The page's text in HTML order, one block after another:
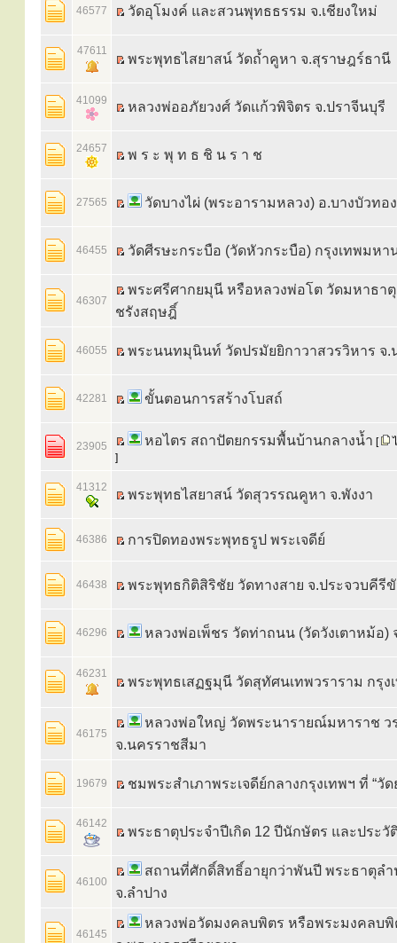
46577 วัดอุโมงค์ และสวนพุทธธรรม จ.เชียงใหม่
47611
พระพุทธไสยาสน์ วัดถ้ำคูหา จ.สุราษฎร์ธานี
41099 หลวงพ่ออภัยวงศ์ วัดแก้วพิจิตร จ.ปราจีนบุรี
24657 พ ร ะ พุ ท ธ ชิ น ร า ช
27565 วัดบางไผ่ (พระอารามหลวง) อ.บางบัวทอ
46455 วัดศีรษะกระบือ (วัดหัวกระบือ) กรุงเทพมหา
46307
พระศรีศากยมุนี หรือหลวงพ่อโต วัดมหาธาตุ
ชรังสฤษฎิ์
46055 พระนนทมุนินท์ วัดปรมัยยิกาวาสวรวิหาร จ.
42281 ขั้นตอนการสร้างโบสถ์
23905 หอไตร สถาปัตยกรรมพื้นบ้านกลางน้ำ [
]
41312 พระพุทธไสยาสน์ วัดสุวรรณคูหา จ.พังงา
46386 การปิดทองพระพุทธรูป พระเจดีย์
46438 พระพุทธกิติสิริชัย วัดทางสาย จ.ประจวบคีรี
46296 หลวงพ่อเพ็ชร วัดท่าถนน (วัดวังเตาหม้อ)
46231
พระพุทธเสฏฐมุนี วัดสุทัศนเทพวราราม กรุง
46175
หลวงพ่อใหญ่ วัดพระนารายณ์มหาราช ว
จ.นครราชสีมา
19679 ชมพระสำเภาพระเจดีย์กลางกรุงเทพฯ ที่ “วัด
46142
พระธาตุประจำปีเกิด 12 ปีนักษัตร และประวั
46100
สถานที่ศักดิ์สิทธิ์อายุกว่าพันปี พระธาตุลำ
จ.ลำปาง
46145
หลวงพ่อวัดมงคลบพิตร หรือพระมงคลบพิ